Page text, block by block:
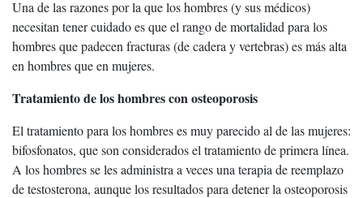
Una de las razones por la que los hombres (y sus médicos)
necesitan tener cuidado es que el rango de mortalidad para los
hombres que padecen fracturas (de cadera y vertebras) es más alta
en hombres que en mujeres.
Tratamiento de los hombres con osteoporosis
El tratamiento para los hombres es muy parecido al de las mujeres:
bifosfonatos, que son considerados el tratamiento de primera línea.
A los hombres se les administra a veces una terapia de reemplazo
de testosterona, aunque los resultados para detener la osteoporosis